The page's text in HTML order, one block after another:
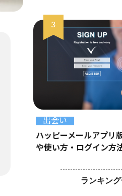
出会い
ハッピーメールアプリ
や使い方・ログイン方
ランキン